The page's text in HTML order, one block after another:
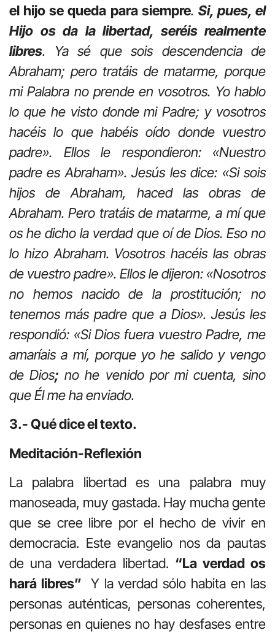
el hijo se queda para siempre. Si, pues, el
Hijo os da la libertad, seréis realmente
libres. Ya sé que sois descendencia de
Abraham; pero tratáis de matarme, porque
mi Palabra no prende en vosotros. Yo hablo
lo que he visto donde mi Padre; y vosotros
hacéis lo que habéis oído donde vuestro
padre». Ellos le respondieron: «Nuestro
padre es Abraham». Jesús les dice: «Si sois
hijos de Abraham, haced las obras de
Abraham. Pero tratáis de matarme, a mí que
os he dicho la verdad que oí de Dios. Eso no
lo hizo Abraham. Vosotros hacéis las obras
de vuestro padre». Ellos le dijeron: «Nosotros
no hemos nacido de la prostitución; no
tenemos más padre que a Dios». Jesús les
respondió: «Si Dios fuera vuestro Padre, me
amaríais a mí, porque yo he salido y vengo
de Dios; no he venido por mi cuenta, sino
que Él me ha enviado.
3.- Qué dice el texto.
Meditación-Reflexión
La palabra libertad es una palabra muy
manoseada, muy gastada. Hay mucha gente
que se cree libre por el hecho de vivir en
democracia. Este evangelio nos da pautas
de una verdadera libertad. “La verdad os
hará libres”
Y la verdad sólo habita en las
personas auténticas, personas coherentes,
personas en quienes no hay desfases entre